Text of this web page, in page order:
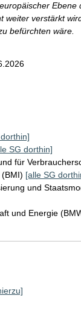
Ebene
weiter verstärkt
befürchten wäre.
SG dorthin]
für
[alle SG
und
und Energie